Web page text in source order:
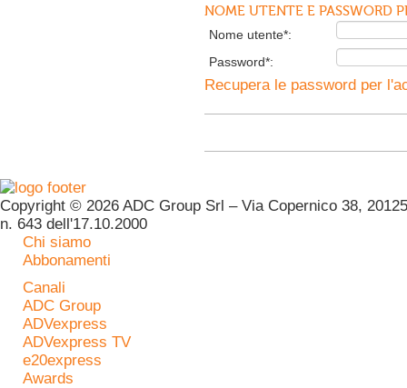
NOME UTENTE E PASSWORD
Nome utente*:
Password*:
Recupera le password per
Copyright © 2026 ADC Group Srl – Via Copernico 38,
n. 643 dell'17.10.2000
Chi siamo
Abbonamenti
Canali
ADC Group
ADVexpress
ADVexpress TV
e20express
Awards